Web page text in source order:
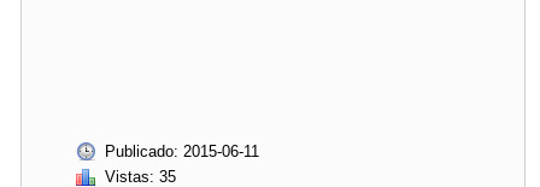
Publicado: 2015-06-11
Vistas: 35